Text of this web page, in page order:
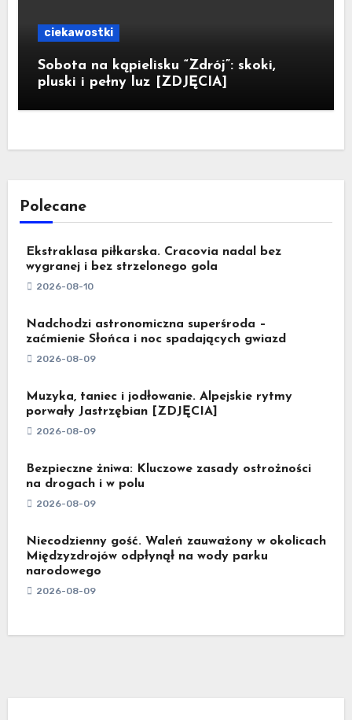
ciekawostki
Sobota na kąpielisku “Zdrój”: skoki,
pluski i pełny luz [ZDJĘCIA]
Polecane
Ekstraklasa piłkarska. Cracovia nadal bez
wygranej i bez strzelonego gola
2026-08-10
Nadchodzi astronomiczna superśroda –
zaćmienie Słońca i noc spadających gwiazd
2026-08-09
Muzyka, taniec i jodłowanie. Alpejskie rytmy
porwały Jastrzębian [ZDJĘCIA]
2026-08-09
Bezpieczne żniwa: Kluczowe zasady ostrożności
na drogach i w polu
2026-08-09
Niecodzienny gość. Waleń zauważony w okolicach
Międzyzdrojów odpłynął na wody parku
narodowego
2026-08-09